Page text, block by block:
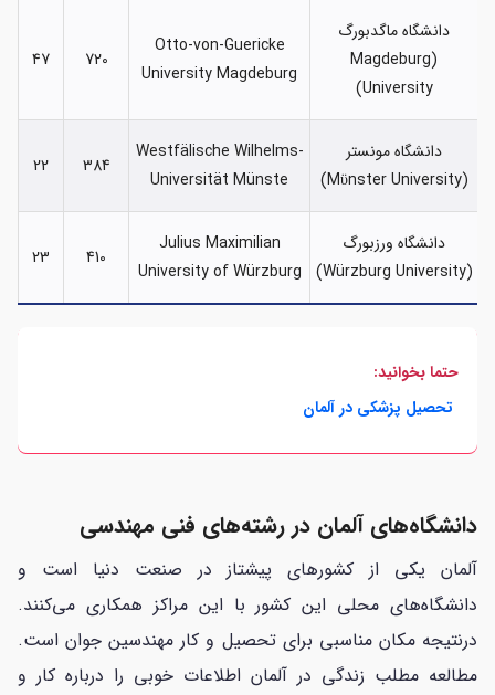
دانشگاه ماگدبورگ
(Magdeburg
University)
Otto-von-Guericke
University Magdeburg
720
47
دانشگاه مونستر
(Mϋnster University)
Westfälische Wilhelms-
Universität Münste
384
22
دانشگاه ورزبورگ
(Würzburg University)
Julius Maximilian
University of Würzburg
410
23
حتما بخوانید:
تحصیل پزشکی در آلمان
دانشگاه‌های آلمان در رشته‌های فنی مهندسی
آلمان یکی از کشورهای پیشتاز در صنعت دنیا است و
دانشگاه‌های محلی این کشور با این مراکز همکاری می‌کنند.
درنتیجه مکان مناسبی برای تحصیل و کار مهندسین جوان است.
مطالعه مطلب زندگی در آلمان اطلاعات خوبی را درباره کار و